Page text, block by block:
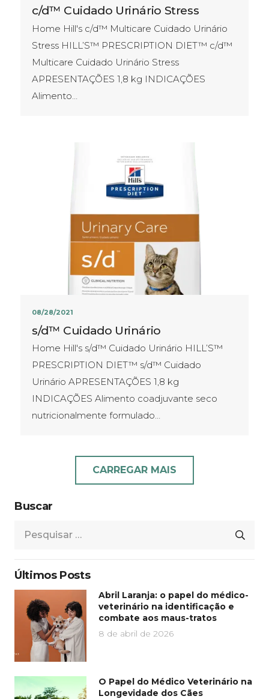
c/d™ Cuidado Urinário Stress
Home Hill's c/d™ Multicare Cuidado Urinário
Stress HILL’S™ PRESCRIPTION DIET™ c/d™
Multicare Cuidado Urinário Stress
APRESENTAÇÕES​ 1,8 kg INDICAÇÕES
Alimento…
08/28/2021
s/d™ Cuidado Urinário
Home Hill's s/d™ Cuidado Urinário HILL’S™
PRESCRIPTION DIET™ s/d™ Cuidado
Urinário APRESENTAÇÕES​ 1,8 kg
INDICAÇÕES Alimento coadjuvante seco
nutricionalmente formulado…
CARREGAR MAIS
Buscar
Pesquisar
Últimos Posts
Abril Laranja: o papel do médico-
veterinário na identificação e
combate aos maus-tratos
8 de abril de 2026
O Papel do Médico Veterinário na
Longevidade dos Cães